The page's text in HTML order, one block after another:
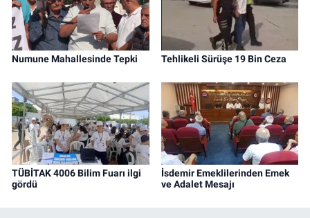
Numune Mahallesinde Tepki Tehlikeli Sürüşe 19 Bin Ceza
TÜBİTAK 4006 Bilim Fuarı ilgi
gördü
İsdemir Emeklilerinden Emek
ve Adalet Mesajı